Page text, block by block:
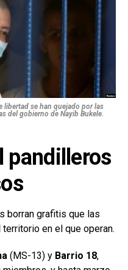
se han quejado por las
del gobierno de Nayib Bukele.
pandilleros
borran grafitis que las
en el que operan.
(MS-13) y Barrio 18,